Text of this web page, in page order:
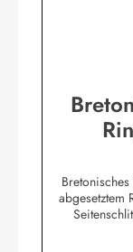
abgesetztem